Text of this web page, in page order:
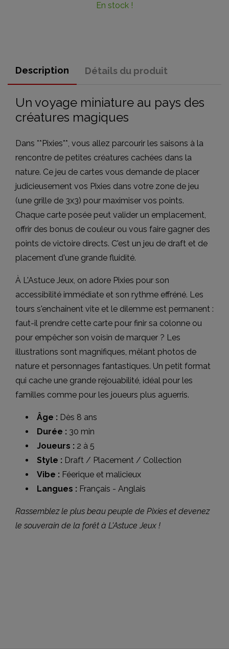
En stock !
Description Détails du produit
Un voyage miniature au pays des
créatures magiques
Dans **Pixies**, vous allez parcourir les saisons à la
rencontre de petites créatures cachées dans la
nature. Ce jeu de cartes vous demande de placer
judicieusement vos Pixies dans votre zone de jeu
(une grille de 3x3) pour maximiser vos points.
Chaque carte posée peut valider un emplacement,
offrir des bonus de couleur ou vous faire gagner des
points de victoire directs. C'est un jeu de draft et de
placement d'une grande fluidité.
À L'Astuce Jeux, on adore Pixies pour son
accessibilité immédiate et son rythme effréné. Les
tours s'enchaînent vite et le dilemme est permanent :
faut-il prendre cette carte pour finir sa colonne ou
pour empêcher son voisin de marquer ? Les
illustrations sont magnifiques, mêlant photos de
nature et personnages fantastiques. Un petit format
qui cache une grande rejouabilité, idéal pour les
familles comme pour les joueurs plus aguerris.
Âge : Dès 8 ans
Durée : 30 min
Joueurs : 2 à 5
Style : Draft / Placement / Collection
Vibe : Féerique et malicieux
Langues : Français - Anglais
Rassemblez le plus beau peuple de Pixies et devenez
le souverain de la forêt à L'Astuce Jeux !